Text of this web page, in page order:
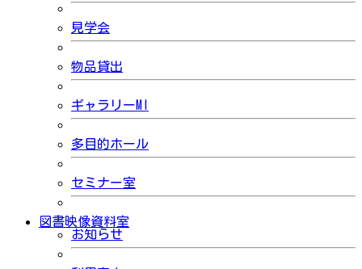
見学会
物品貸出
ギャラリーMI
多目的ホール
セミナー室
図書映像資料室
お知らせ